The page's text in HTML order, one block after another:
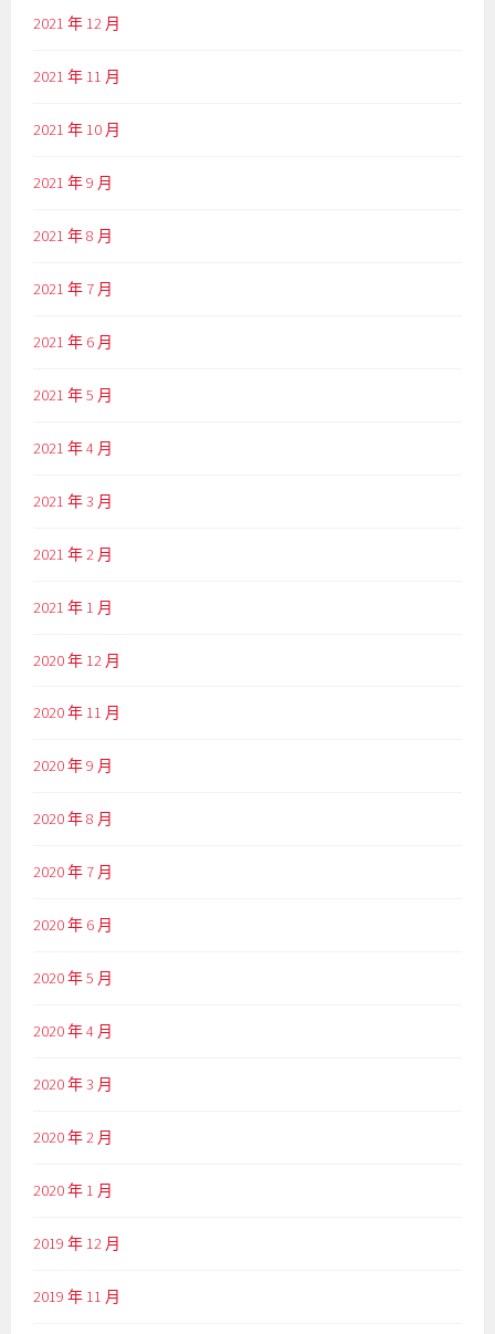
2021 年 12 月
2021 年 11 月
2021 年 10 月
2021 年 9 月
2021 年 8 月
2021 年 7 月
2021 年 6 月
2021 年 5 月
2021 年 4 月
2021 年 3 月
2021 年 2 月
2021 年 1 月
2020 年 12 月
2020 年 11 月
2020 年 9 月
2020 年 8 月
2020 年 7 月
2020 年 6 月
2020 年 5 月
2020 年 4 月
2020 年 3 月
2020 年 2 月
2020 年 1 月
2019 年 12 月
2019 年 11 月